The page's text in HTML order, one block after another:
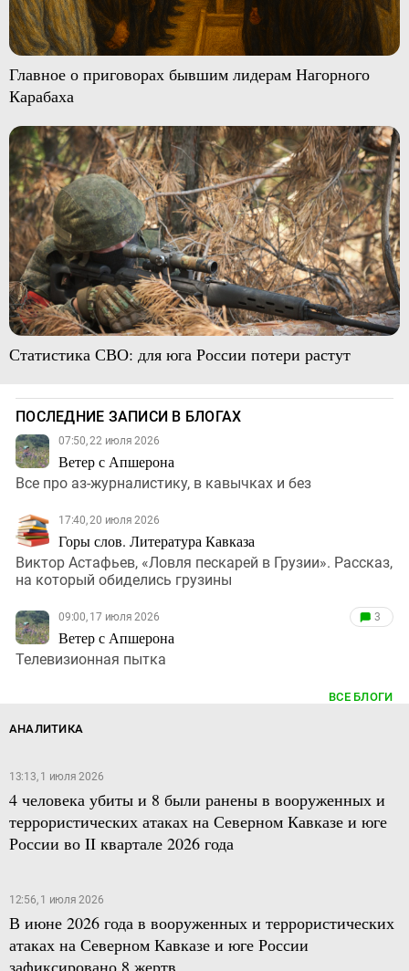
Главное о приговорах бывшим лидерам Нагорного
Карабаха
Статистика СВО: для юга России потери растут
ПОСЛЕДНИЕ ЗАПИСИ В БЛОГАХ
07:50, 22 июля 2026
Ветер с Апшерона
Все про аз-журналистику, в кавычках и без
17:40, 20 июля 2026
Горы слов. Литература Кавказа
Виктор Астафьев, «Ловля пескарей в Грузии». Рассказ,
на который обиделись грузины
09:00, 17 июля 2026
Ветер с Апшерона
3
Телевизионная пытка
ВСЕ БЛОГИ
АНАЛИТИКА
13:13, 1 июля 2026
4 человека убиты и 8 были ранены в вооруженных и
террористических атаках на Северном Кавказе и юге
России во II квартале 2026 года
12:56, 1 июля 2026
В июне 2026 года в вооруженных и террористических
атаках на Северном Кавказе и юге России